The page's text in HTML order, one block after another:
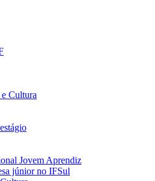
Cultura
Jovem Aprendiz
júnior no IFSul